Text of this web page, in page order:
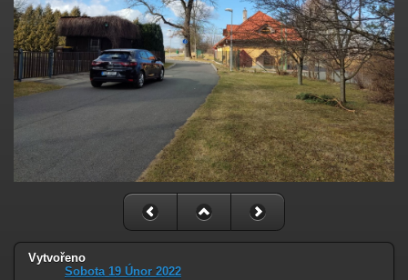
Vytvořeno
Sobota 19 Únor 2022